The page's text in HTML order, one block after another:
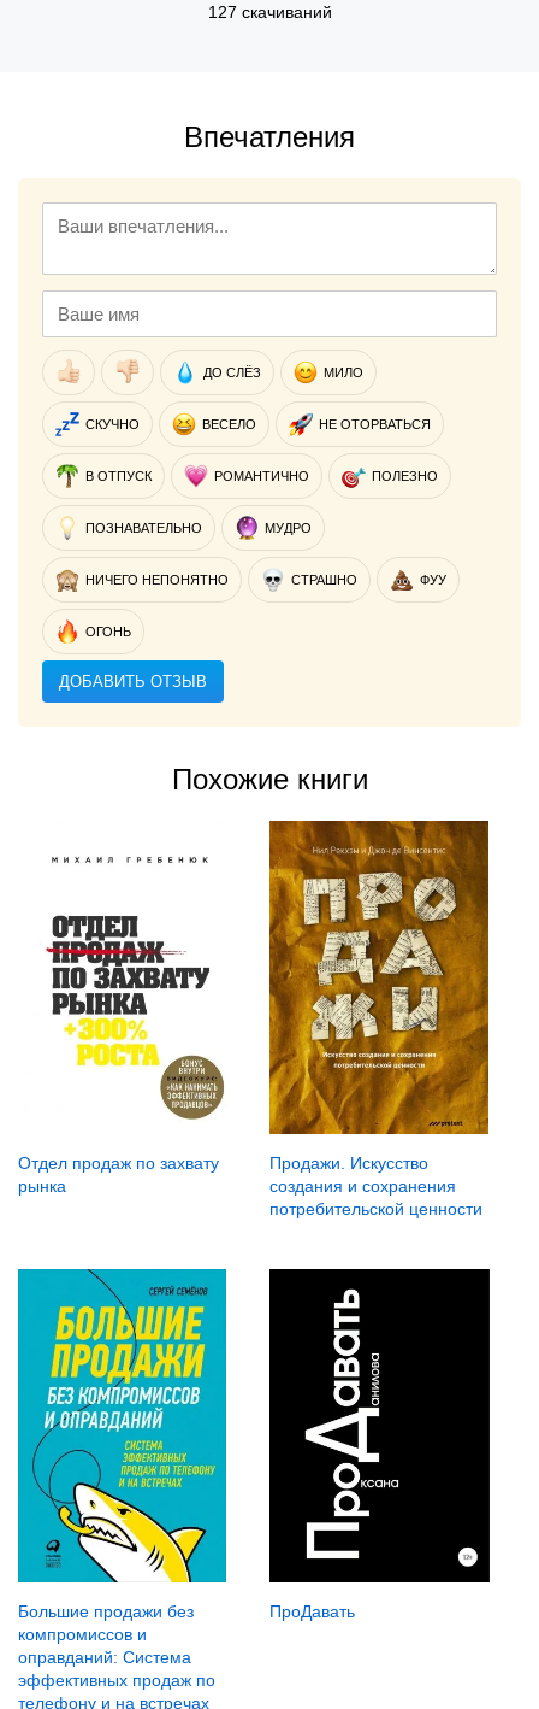
127 скачиваний
Впечатления
ДО СЛЁЗ МИЛО
СКУЧНО ВЕСЕЛО НЕ ОТОРВАТЬСЯ
В ОТПУСК РОМАНТИЧНО ПОЛЕЗНО
ПОЗНАВАТЕЛЬНО МУДРО
НИЧЕГО НЕПОНЯТНО СТРАШНО ФУУ
ОГОНЬ
ДОБАВИТЬ ОТЗЫВ
Похожие книги
Отдел продаж по захвату
рынка
Продажи. Искусство
создания и сохранения
потребительской ценности
Большие продажи без
компромиссов и
оправданий: Система
эффективных продаж по
телефону и на встречах
ПроДавать